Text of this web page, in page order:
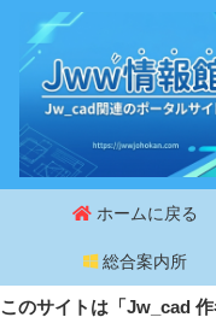
ホームに戻る
総合案内所
このサイトは「Jw_cad